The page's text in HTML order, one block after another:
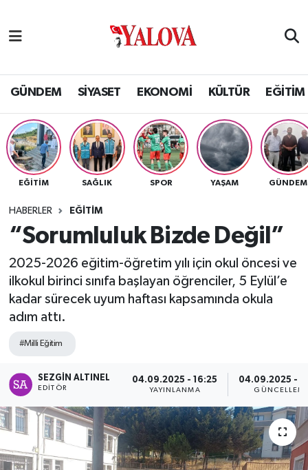
GÜNDEM SİYASET EKONOMİ KÜLTÜR EĞİTİM
EĞİTİM SAĞLIK SPOR YAŞAM GÜNDEM
HABERLER EĞİTİM
“Sorumluluk Bizde Değil”
2025-2026 eğitim-öğretim yılı için okul öncesi ve
ilkokul birinci sınıfa başlayan öğrenciler, 5 Eylül’e
kadar sürecek uyum haftası kapsamında okula
adım attı.
#Milli Eğitim
SEZGIN ALTINEL
EDITÖR
04.09.2025 - 16:25
YAYINLANMA
04.09.2025 -
SİYASET
EKONOMİ
KÜLTÜR
BİLİM VE TEKNOLOJİ
ASAYİŞ
SAĞLIK
RESMİ İLAN
Yalova Nöbetçi Eczaneler
Yalova Hava Durumu
Yalova Namaz Vakitleri
Yalova Trafik Yoğunluk Haritası
Tüm Manşetler
Son Dakika Haberleri
Haber Arşivi